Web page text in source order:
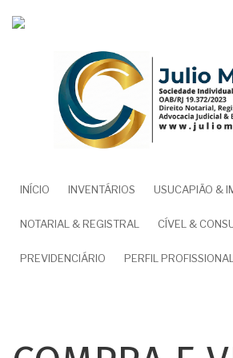
para
NAVEGAÇÃO
PRINCIPAL
INÍCIO INVENTÁRIOS USUCAPIÃO &
NOTARIAL & REGISTRAL CÍVEL &
PREVIDENCIÁRIO PERFIL PROFISSIONAL